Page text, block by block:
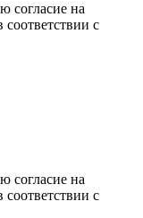
согласие на
с
согласие на
с